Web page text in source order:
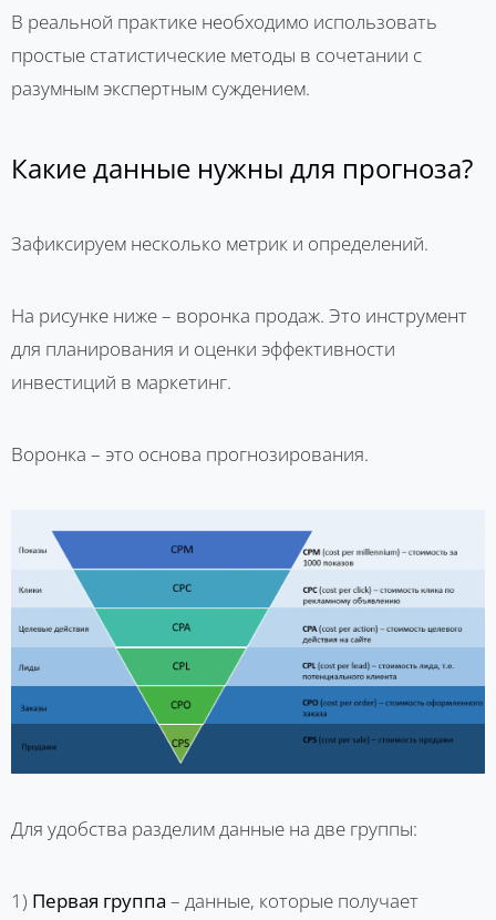
В реальной практике необходимо использовать
простые статистические методы в сочетании с
разумным экспертным суждением.
Какие данные нужны для прогноза?
Зафиксируем несколько метрик и определений.
На рисунке ниже – воронка продаж. Это инструмент
для планирования и оценки эффективности
инвестиций в маркетинг.
Воронка – это основа прогнозирования.
Для удобства разделим данные на две группы:
1) Первая группа – данные, которые получает